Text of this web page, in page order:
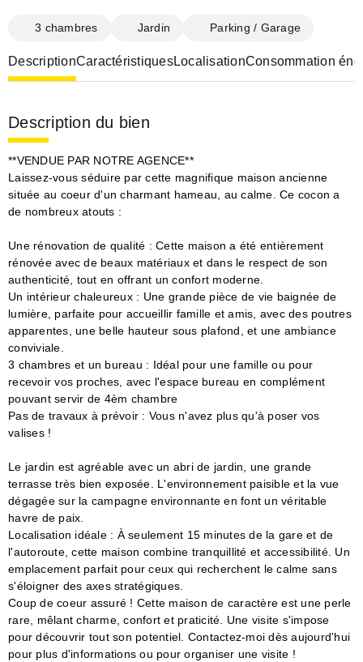
3 chambres Jardin Parking / Garage
DescriptionCaractéristiquesLocalisationConsommation
Description du bien
**VENDUE PAR NOTRE AGENCE**
Laissez-vous séduire par cette magnifique maison ancienne
située au coeur d'un charmant hameau, au calme. Ce cocon a
de nombreux atouts :
Une rénovation de qualité : Cette maison a été entièrement
rénovée avec de beaux matériaux et dans le respect de son
authenticité, tout en offrant un confort moderne.
Un intérieur chaleureux : Une grande pièce de vie baignée de
lumière, parfaite pour accueillir famille et amis, avec des poutres
apparentes, une belle hauteur sous plafond, et une ambiance
conviviale.
3 chambres et un bureau : Idéal pour une famille ou pour
recevoir vos proches, avec l'espace bureau en complément
pouvant servir de 4èm chambre
Pas de travaux à prévoir : Vous n'avez plus qu'à poser vos
valises !
Le jardin est agréable avec un abri de jardin, une grande
terrasse très bien exposée. L'environnement paisible et la vue
dégagée sur la campagne environnante en font un véritable
havre de paix.
Localisation idéale : À seulement 15 minutes de la gare et de
l'autoroute, cette maison combine tranquillité et accessibilité. Un
emplacement parfait pour ceux qui recherchent le calme sans
s'éloigner des axes stratégiques.
Coup de coeur assuré ! Cette maison de caractère est une perle
rare, mêlant charme, confort et praticité. Une visite s'impose
pour découvrir tout son potentiel. Contactez-moi dès aujourd'hui
pour plus d'informations ou pour organiser une visite !